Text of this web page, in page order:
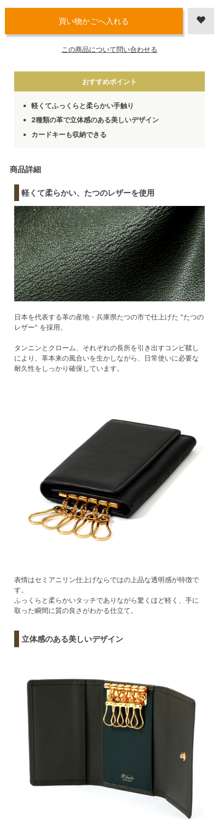
この商品について問い合わせる
おすすめポイント
軽くてふっくらと柔らかい手触り
2種類の革で立体感のある美しいデザイン
カードキーも収納できる
商品詳細
軽くて柔らかい、たつのレザーを使用
日本を代表する革の産地・兵庫県たつの市で仕上げた "たつの
レザー" を採用。
タンニンとクローム、それぞれの長所を引き出すコンビ鞣し
により、革本来の風合いを生かしながら、日常使いに必要な
耐久性をしっかり確保しています。
表情はセミアニリン仕上げならではの上品な透明感が特徴で
す。
ふっくらと柔らかいタッチでありながら驚くほど軽く、手に
取った瞬間に質の良さがわかる仕立て。
立体感のある美しいデザイン